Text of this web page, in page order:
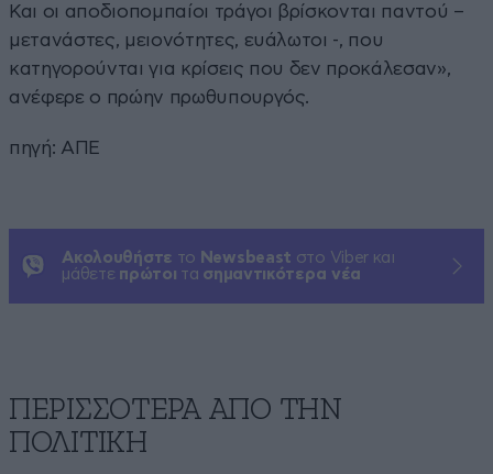
Και οι αποδιοπομπαίοι τράγοι βρίσκονται παντού –
μετανάστες, μειονότητες, ευάλωτοι -, που
κατηγορούνται για κρίσεις που δεν προκάλεσαν»,
ανέφερε ο πρώην πρωθυπουργός.
πηγή: ΑΠΕ
Ακολουθήστε το Newsbeast στο Viber και
μάθετε πρώτοι τα σημαντικότερα νέα
ΠΕΡΙΣΣΟΤΕΡΑ ΑΠΟ ΤΗΝ
ΠΟΛΙΤΙΚΗ